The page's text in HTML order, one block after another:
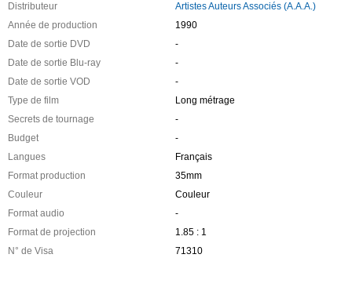
Distributeur
Artistes Auteurs Associés (A.A.A.)
Année de production
1990
Date de sortie DVD
-
Date de sortie Blu-ray
-
Date de sortie VOD
-
Type de film
Long métrage
Secrets de tournage
-
Budget
-
Langues
Français
Format production
35mm
Couleur
Couleur
Format audio
-
Format de projection
1.85 : 1
N° de Visa
71310